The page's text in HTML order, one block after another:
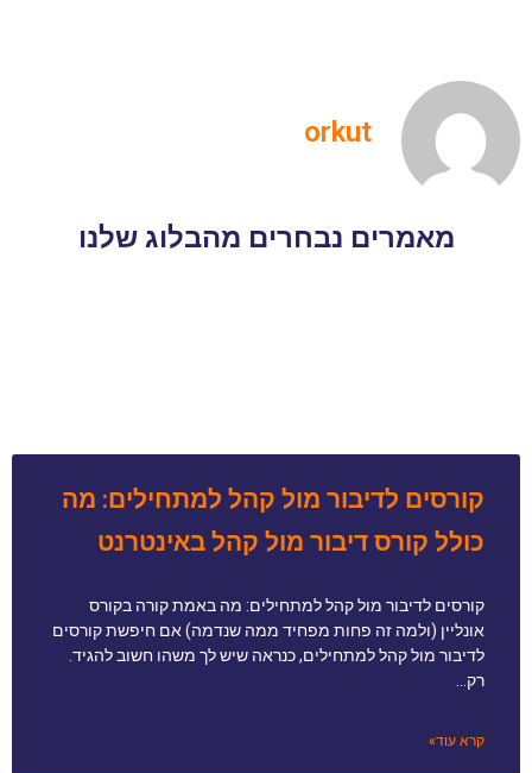
orkut
מאמרים נבחרים מהבלוג שלנו
קורסים לדיבור מול קהל למתחילים: מה
כולל קורס דיבור מול קהל באינטרנט
קורסים לדיבור מול קהל למתחילים: מה באמת קורה בקורס
אונליין (ולמה זה פחות מפחיד ממה שנדמה) אם חיפשת קורסים
לדיבור מול קהל למתחילים, כנראה שיש לך משהו חשוב להגיד.
רק…
קרא עוד»